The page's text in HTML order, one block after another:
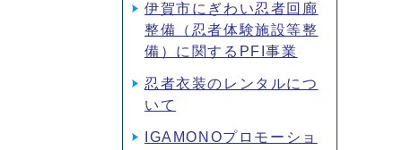
伊賀市にぎわい忍者回廊
整備（忍者体験施設等整
備）に関するPFI事業
忍者衣装のレンタルにつ
いて
IGAMONOプロモーショ